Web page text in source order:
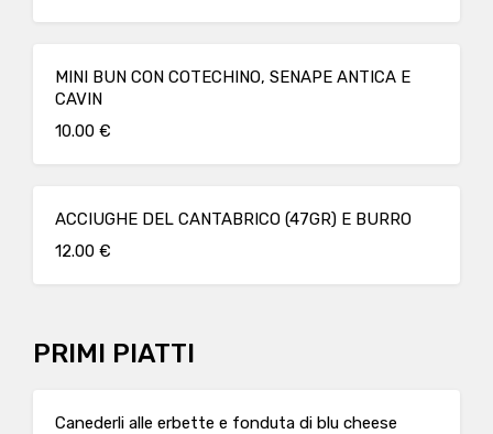
MINI BUN CON COTECHINO, SENAPE ANTICA E
CAVIN
10.00 €
ACCIUGHE DEL CANTABRICO (47GR) E BURRO
12.00 €
PRIMI PIATTI
Canederli alle erbette e fonduta di blu cheese